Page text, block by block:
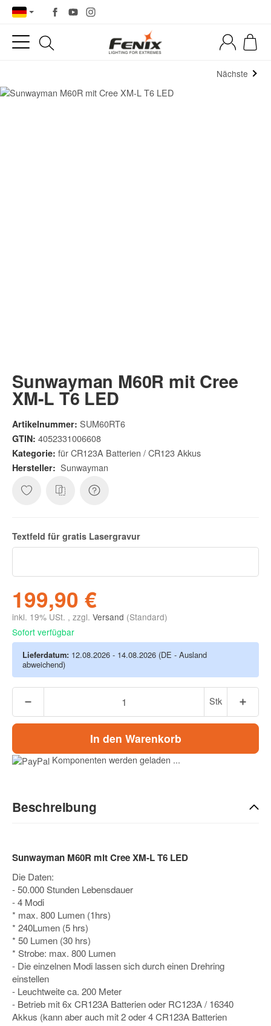
Nächste
Sunwayman M60R mit Cree
XM-L T6 LED
Artikelnummer: SUM60RT6
GTIN: 4052331006608
Kategorie: für CR123A Batterien / CR123 Akkus
Hersteller: Sunwayman
Textfeld für gratis Lasergravur
199,90 €
inkl. 19% USt. , zzgl. Versand (Standard)
Sofort verfügbar
Lieferdatum: 12.08.2026 - 14.08.2026 (DE - Ausland
abweichend)
Stk
In den Warenkorb
Komponenten werden geladen ...
Beschreibung
Sunwayman M60R mit Cree XM-L T6 LED
Die Daten:
- 50.000 Stunden Lebensdauer
- 4 Modi
* max. 800 Lumen (1hrs)
* 240Lumen (5 hrs)
* 50 Lumen (30 hrs)
* Strobe: max. 800 Lumen
- Die einzelnen Modi lassen sich durch einen Drehring
einstellen
- Leuchtweite ca. 200 Meter
- Betrieb mit 6x CR123A Batterien oder RC123A / 16340
Akkus (kann aber auch mit 2 oder 4 CR123A Batterien